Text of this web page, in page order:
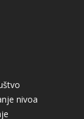
nivoa